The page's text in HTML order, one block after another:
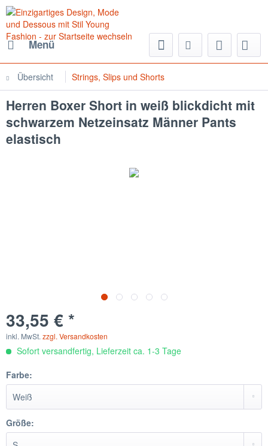
Menü
Übersicht Strings, Slips und Shorts
Herren Boxer Short in weiß blickdicht mit
schwarzem Netzeinsatz Männer Pants
elastisch
33,55 € *
inkl. MwSt. zzgl. Versandkosten
Sofort versandfertig, Lieferzeit ca. 1-3 Tage
Farbe:
Größe: